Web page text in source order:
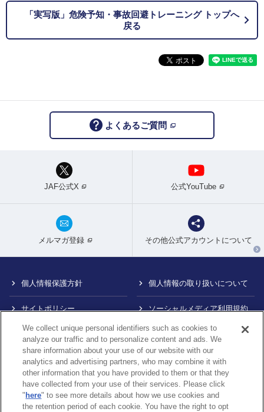
「実写版」危険予知・事故回避トレーニング トップへ
戻る
よくあるご質問
JAF公式X 公式YouTube
メルマガ登録 その他公式アカウントについて
個人情報保護方針 個人情報の取り扱いについて
サイトポリシー ソーシャルメディア利用規約
特定商取引法に基づく表示 情報提供終了のお知らせ
Do Not Sell or Share My
Personal Information
カスタマーハラスメント対応
について
内部通報制度について
We collect unique personal identifiers such as cookies to
analyze our traffic and to personalize content and ads. We
share information about your use of our website with our
analytics and advertising partners, who may combine it with
other information that you have provided to them or that they
have collected from your use of their services. Please click
" here" to see more details about how we use cookies and
the retention period of each cookie. You have the right to opt